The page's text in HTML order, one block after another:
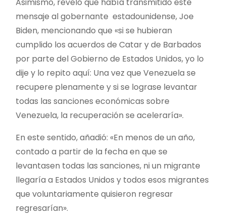
Asimismo, reveló que había transmitido este
mensaje al gobernante estadounidense, Joe
Biden, mencionando que «si se hubieran
cumplido los acuerdos de Catar y de Barbados
por parte del Gobierno de Estados Unidos, yo lo
dije y lo repito aquí: Una vez que Venezuela se
recupere plenamente y si se lograse levantar
todas las sanciones económicas sobre
Venezuela, la recuperación se aceleraría».
En este sentido, añadió: «En menos de un año,
contado a partir de la fecha en que se
levantasen todas las sanciones, ni un migrante
llegaría a Estados Unidos y todos esos migrantes
que voluntariamente quisieron regresar
regresarían».